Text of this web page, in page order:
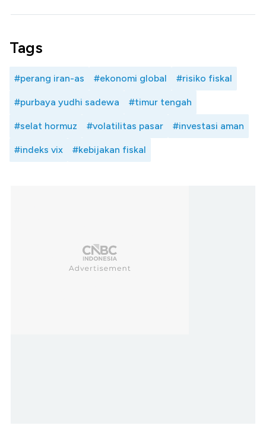
Tags
#perang iran-as #ekonomi global #risiko fiskal
#purbaya yudhi sadewa #timur tengah
#selat hormuz #volatilitas pasar #investasi aman
#indeks vix #kebijakan fiskal